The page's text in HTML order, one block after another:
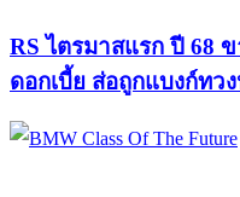
RS ไตรมาสแรก ปี 68
ดอกเบี้ย ส่อถูกแบงก์ทว